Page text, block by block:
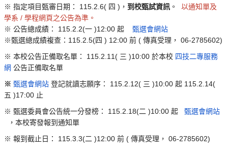
※ 指定項目甄審日期： 115.2.6( 四 )， 到校甄試資訊 。
以通知單及
學系 / 學程網頁之公告為準。
※ 公告總成績： 115.2.2(一 )12:00 起
甄選會網站
※甄選總成績複查：115.2.5(四 ) 12:00 前 ( 傳真受理， 06-2785602)
※ 本校公告正備取名單： 115.2.11( 三 )10:00 於本校 四技二專服務
網 公告正備取名單
※ 甄選會網站 登記就讀志願序： 115.2.12( 三 )10:00起 115.2.14(
五 )17:00 止
※ 甄選委員會公告統一分發榜： 115.2.18(二 )10:00起
甄選會網站
，本校寄發報到通知單
※ 報到截止日： 115.3.3(二 )12:00前 ( 傳真受理， 06-2785602)